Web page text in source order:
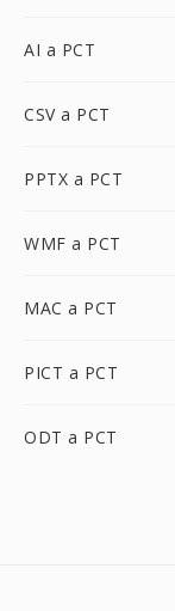
AI a PCT
CSV a PCT
PPTX a PCT
WMF a PCT
MAC a PCT
PICT a PCT
ODT a PCT